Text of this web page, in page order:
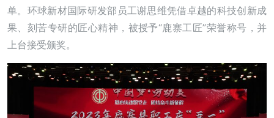
单。环球新材国际研发部员工谢思维凭借卓越的科技创新成
果、刻苦专研的匠心精神，被授予“鹿寨工匠”荣誉称号，并
上台接受颁奖。